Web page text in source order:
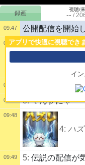
アプリで快適に視聴でき
イ
視聴/
-- /
09:47 公開配信を開始
09:47
・
09:47 昨日の伝説の
09:48 3:ｔんｐにゃ
09:48
4: ハ
09:49 5: 伝説の配信が